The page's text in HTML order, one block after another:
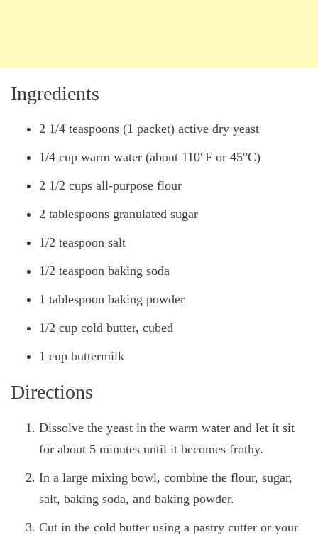
Ingredients
2 1/4 teaspoons (1 packet) active dry yeast
1/4 cup warm water (about 110°F or 45°C)
2 1/2 cups all-purpose flour
2 tablespoons granulated sugar
1/2 teaspoon salt
1/2 teaspoon baking soda
1 tablespoon baking powder
1/2 cup cold butter, cubed
1 cup buttermilk
Directions
Dissolve the yeast in the warm water and let it sit
for about 5 minutes until it becomes frothy.
In a large mixing bowl, combine the flour, sugar,
salt, baking soda, and baking powder.
Cut in the cold butter using a pastry cutter or your